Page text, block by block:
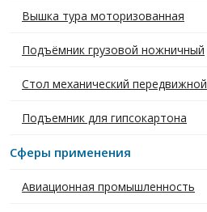
Вышка тура моторизованная
Подъёмник грузовой ножничный
Стол механический передвижной
Подъемник для гипсокартона
Сферы применения
Авиационная промышленность